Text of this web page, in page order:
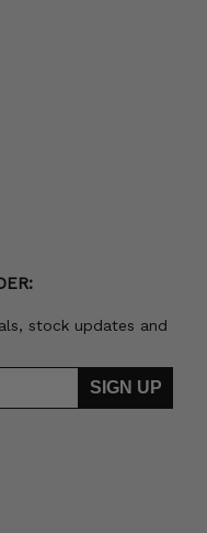
stock updates and
SIGN UP